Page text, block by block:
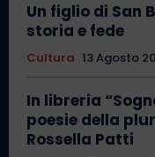
Un figlio di San
storia e fede
Cultura 13 Agosto
In libreria
poesie della
Rossella Patti